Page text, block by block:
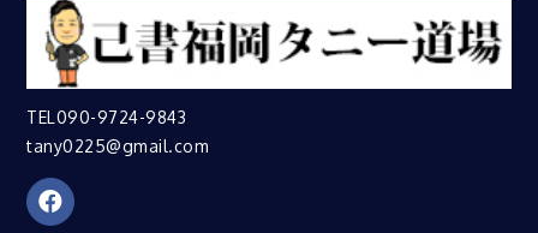
TEL090-9724-9843
tany0225@gmail.com